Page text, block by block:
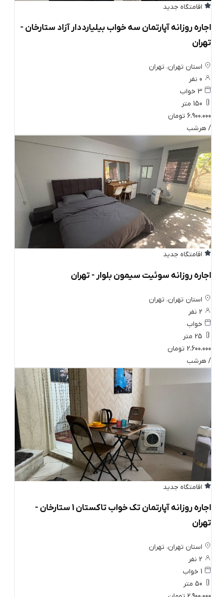
اقامتگاه جدید
اجاره روزانه آپارتمان سه خواب بیلیارددار آزاد ستارخان -
تهران
استان تهران، تهران
6،900،000 تومان
/ هرشب
اقامتگاه جدید
اجاره روزانه سوئیت سیمون بلوار - تهران
استان تهران، تهران
خواب
2،600،000 تومان
/ هرشب
اقامتگاه جدید
اجاره روزانه آپارتمان تک خواب تاکستان 1 ستارخان -
تهران
استان تهران، تهران